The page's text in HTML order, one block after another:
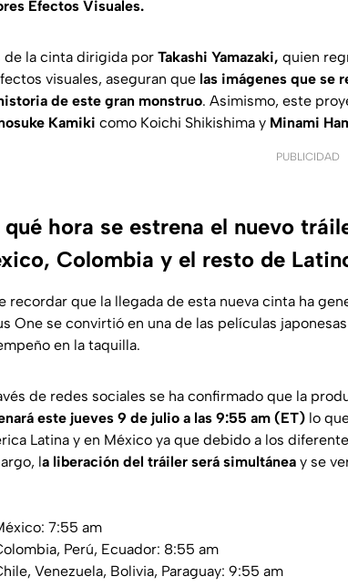
Efectos Visuales.
de la cinta dirigida por Takashi Yamazaki, quien
visuales, aseguran que las imágenes que se
de este gran monstruo. Asimismo, este
Kamiki como Koichi Shikishima y Minami
PUBLICIDAD
qué hora se estrena el nuevo
Colombia y el resto de
recordar que la llegada de esta nueva cinta ha
One se convirtió en una de las películas
en la taquilla.
de redes sociales se ha confirmado que la
este jueves 9 de julio a las 9:55 am (ET) lo
Latina y en México ya que debido a los
la liberación del tráiler será simultánea y se
7:55 am
Perú, Ecuador: 8:55 am
Venezuela, Bolivia, Paraguay: 9:55 am